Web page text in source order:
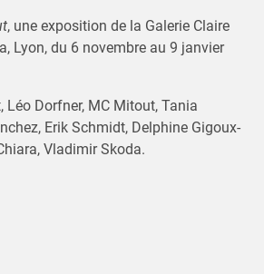
, une exposition de la Galerie Claire
Lyon, du 6 novembre au 9 janvier
Léo Dorfner, MC Mitout, Tania
Erik Schmidt, Delphine Gigoux-
Vladimir Skoda.